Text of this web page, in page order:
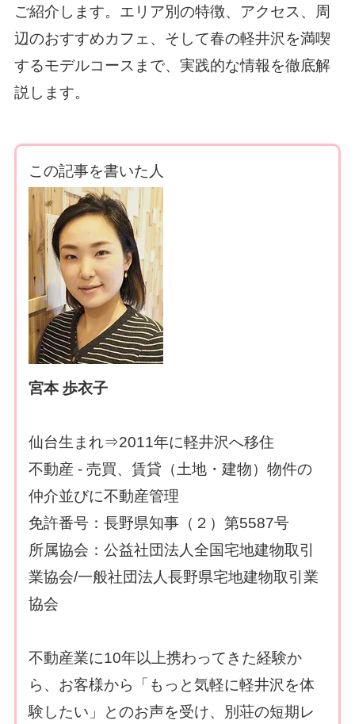
ご紹介します。エリア別の特徴、アクセス、周
辺のおすすめカフェ、そして春の軽井沢を満喫
するモデルコースまで、実践的な情報を徹底解
説します。
この記事を書いた人
宮本 歩衣子
仙台生まれ⇒2011年に軽井沢へ移住
不動産 - 売買、賃貸（土地・建物）物件の
仲介並びに不動産管理
免許番号：長野県知事（２）第5587号
所属協会：公益社団法人全国宅地建物取引
業協会/一般社団法人長野県宅地建物取引業
協会
不動産業に10年以上携わってきた経験か
ら、お客様から「もっと気軽に軽井沢を体
験したい」とのお声を受け、別荘の短期レ